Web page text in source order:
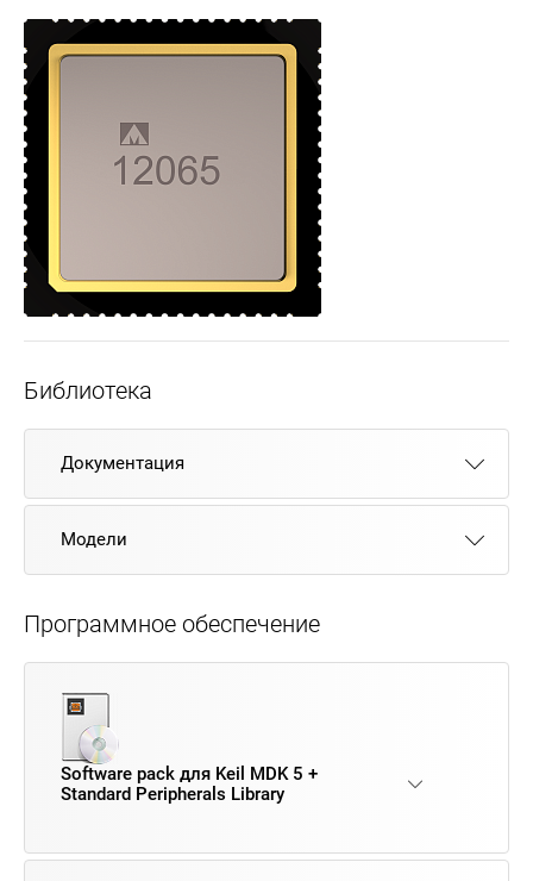
Библиотека
Документация
Модели
Программное обеспечение
Software pack для Keil MDK 5 +
Standard Peripherals Library